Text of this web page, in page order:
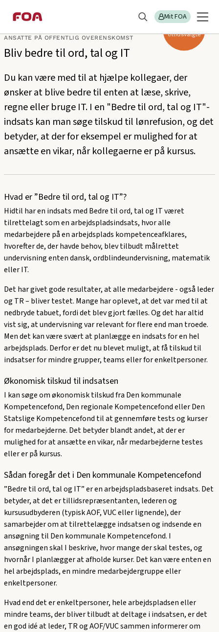
til
hovedindhold
til
hovedmenu
Søg Mit FOA
Særligt til
tillidsvalgte
ANSATTE PÅ OFFENTLIG OVERENSKOMST
Bliv bedre til ord, tal og IT
Du kan være med til at hjælpe kollegaer, der
ønsker at blive bedre til enten at læse, skrive,
regne eller bruge IT. I en "Bedre til ord, tal og IT"-
indsats kan man søge tilskud til lønrefusion, og det
betyder, at der for eksempel er mulighed for at
ansætte en vikar, når kollegaerne er på kursus.
Hvad er ”Bedre til ord, tal og IT”?
Hidtil har en indsats med Bedre til ord, tal og IT været
tilrettelagt som en arbejdspladsindsats, hvor alle
medarbejdere på en arbejdsplads kompetenceafklares,
hvorefter de, der havde behov, blev tilbudt målrettet
undervisning enten dansk, ordblindeundervisning, matematik
eller IT.
Det har givet gode resultater, at alle medarbejdere - også leder
og TR – bliver testet. Mange har oplevet, at det var med til at
nedbryde tabuet, fordi det blev gjort fælles. Og det har altid
vist sig, at undervisning var relevant for flere end man troede.
Men det kan være svært at planlægge en indsats for en hel
arbejdsplads. Derfor er det nu blevet muligt, at få tilskud til
indsatser for mindre grupper, teams eller for enkeltpersoner.
Økonomisk tilskud til indsatsen
I kan søge om økonomisk tilskud fra Den kommunale
Kompetencefond, Den regionale Kompetencefond eller Den
Statslige Kompetencefond til at gennemføre tests og kurser
for medarbejderne. Det betyder blandt andet, at der er
mulighed for at ansætte en vikar, når medarbejderne testes
eller er på kursus.
Sådan foregår det i Den kommunale Kompetencefond
”Bedre til ord, tal og IT” er en arbejdspladsbaseret indsats. Det
betyder, at det er tillidsrepræsentanten, lederen og
kursusudbyderen (typisk AOF, VUC eller lignende), der
samarbejder om at tilrettelægge indsatsen og indsende en
ansøgning til Den kommunale Kompetencefond. I
ansøgningen skal I beskrive, hvor mange der skal testes, og
hvornår I planlægger at afholde kurser. Det kan være enten en
hel arbejdsplads, en mindre medarbejdergruppe eller
enkeltpersoner.
Hvad end det er enkeltpersoner, hele arbejdspladsen eller
mindre teams, der bliver tilbudt at deltage i indsatsen, er det
en god idé at leder, TR og AOF/VUC sammen informerer om